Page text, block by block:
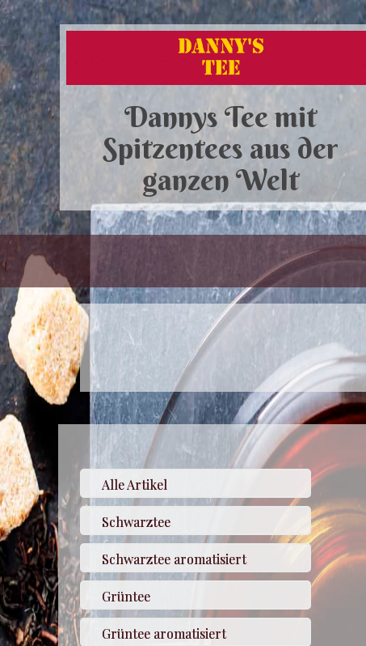
Dannys Tee mit
Spitzentees aus der
ganzen Welt
Alle Artikel
Schwarztee
Schwarztee aromatisiert
Grüntee
Grüntee aromatisiert